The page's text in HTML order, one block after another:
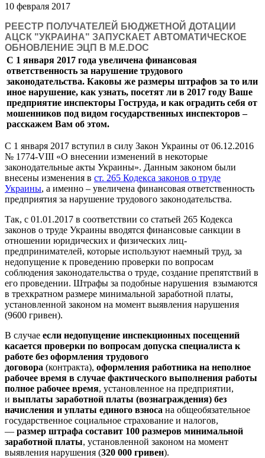
10 февраля 2017
РЕЕСТР ПОЛУЧАТЕЛЕЙ БЮДЖЕТНОЙ ДОТАЦИИ
АЦСК "УКРАИНА" ЗАПУСКАЕТ АВТОМАТИЧЕСКОЕ
ОБНОВЛЕНИЕ ЭЦП В M.E.DOC
С 1 января 2017 года увеличена финансовая
ответственность за нарушение трудового
законодательства. Каковы же размеры штрафов за то или
иное нарушение, как узнать, посетят ли в 2017 году Ваше
предприятие инспекторы Гоструда, и как оградить себя от
мошенников под видом государственных инспекторов –
расскажем Вам об этом.
С 1 января 2017 вступил в силу Закон Украины от 06.12.2016
№ 1774-VIII «О внесении изменений в некоторые
законодательные акты Украины». Данным законом были
внесены изменения в ст. 265 Кодекса законов о труде
Украины, а именно – увеличена финансовая ответственность
предприятия за нарушение трудового законодательства.
Так, с 01.01.2017 в соответствии со статьей 265 Кодекса
законов о труде Украины вводятся финансовые санкции в
отношении юридических и физических лиц-
предпринимателей, которые используют наемный труд, за
недопущение к проведению проверки по вопросам
соблюдения законодательства о труде, создание препятствий в
его проведении. Штрафы за подобные нарушения взымаются
в трехкратном размере минимальной заработной платы,
установленной законом на момент выявления нарушения
(9600 гривен).
В случае если недопущение инспекционных посещений
касается проверки по вопросам допуска специалиста к
работе без оформления трудового
договора (контракта), оформления работника на неполное
рабочее время в случае фактического выполнения работы
полное рабочее время, установленное на предприятии,
и выплаты заработной платы (вознаграждения) без
начисления и уплаты единого взноса на общеобязательное
государственное социальное страхование и налогов,
— размер штрафа составит 100 размеров минимальной
заработной платы, установленной законом на момент
выявления нарушения (320 000 гривен).